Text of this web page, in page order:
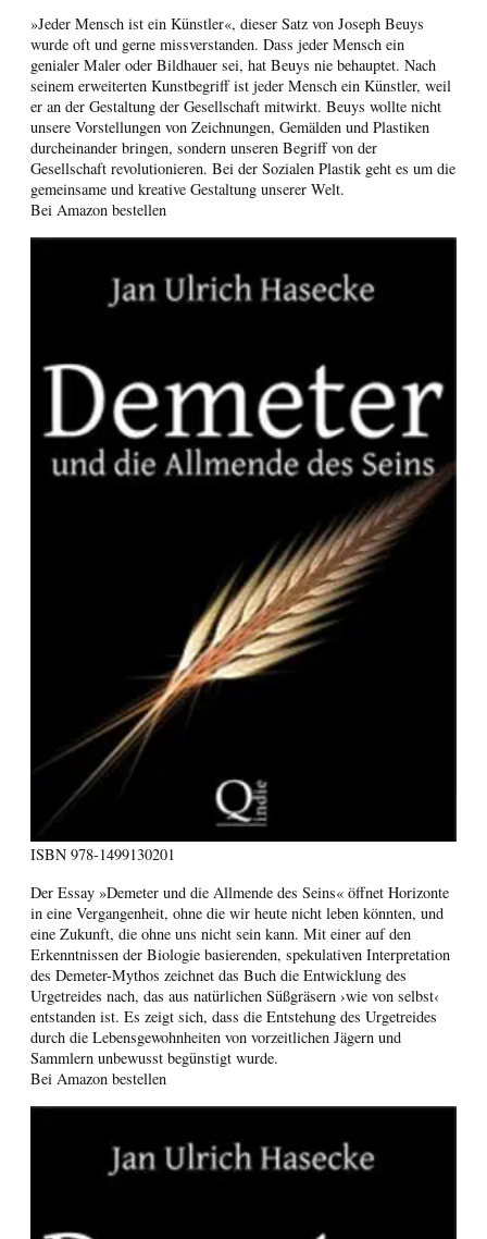
»Jeder Mensch ist ein Künstler«, dieser Satz von Joseph Beuys
wurde oft und gerne missverstanden. Dass jeder Mensch ein
genialer Maler oder Bildhauer sei, hat Beuys nie behauptet. Nach
seinem erweiterten Kunstbegriff ist jeder Mensch ein Künstler, weil
er an der Gestaltung der Gesellschaft mitwirkt. Beuys wollte nicht
unsere Vorstellungen von Zeichnungen, Gemälden und Plastiken
durcheinander bringen, sondern unseren Begriff von der
Gesellschaft revolutionieren. Bei der Sozialen Plastik geht es um die
gemeinsame und kreative Gestaltung unserer Welt.
Bei Amazon bestellen
ISBN 978-1499130201
Der Essay »Demeter und die Allmende des Seins« öffnet Horizonte
in eine Vergangenheit, ohne die wir heute nicht leben könnten, und
eine Zukunft, die ohne uns nicht sein kann. Mit einer auf den
Erkenntnissen der Biologie basierenden, spekulativen Interpretation
des Demeter-Mythos zeichnet das Buch die Entwicklung des
Urgetreides nach, das aus natürlichen Süßgräsern ›wie von selbst‹
entstanden ist. Es zeigt sich, dass die Entstehung des Urgetreides
durch die Lebensgewohnheiten von vorzeitlichen Jägern und
Sammlern unbewusst begünstigt wurde.
Bei Amazon bestellen